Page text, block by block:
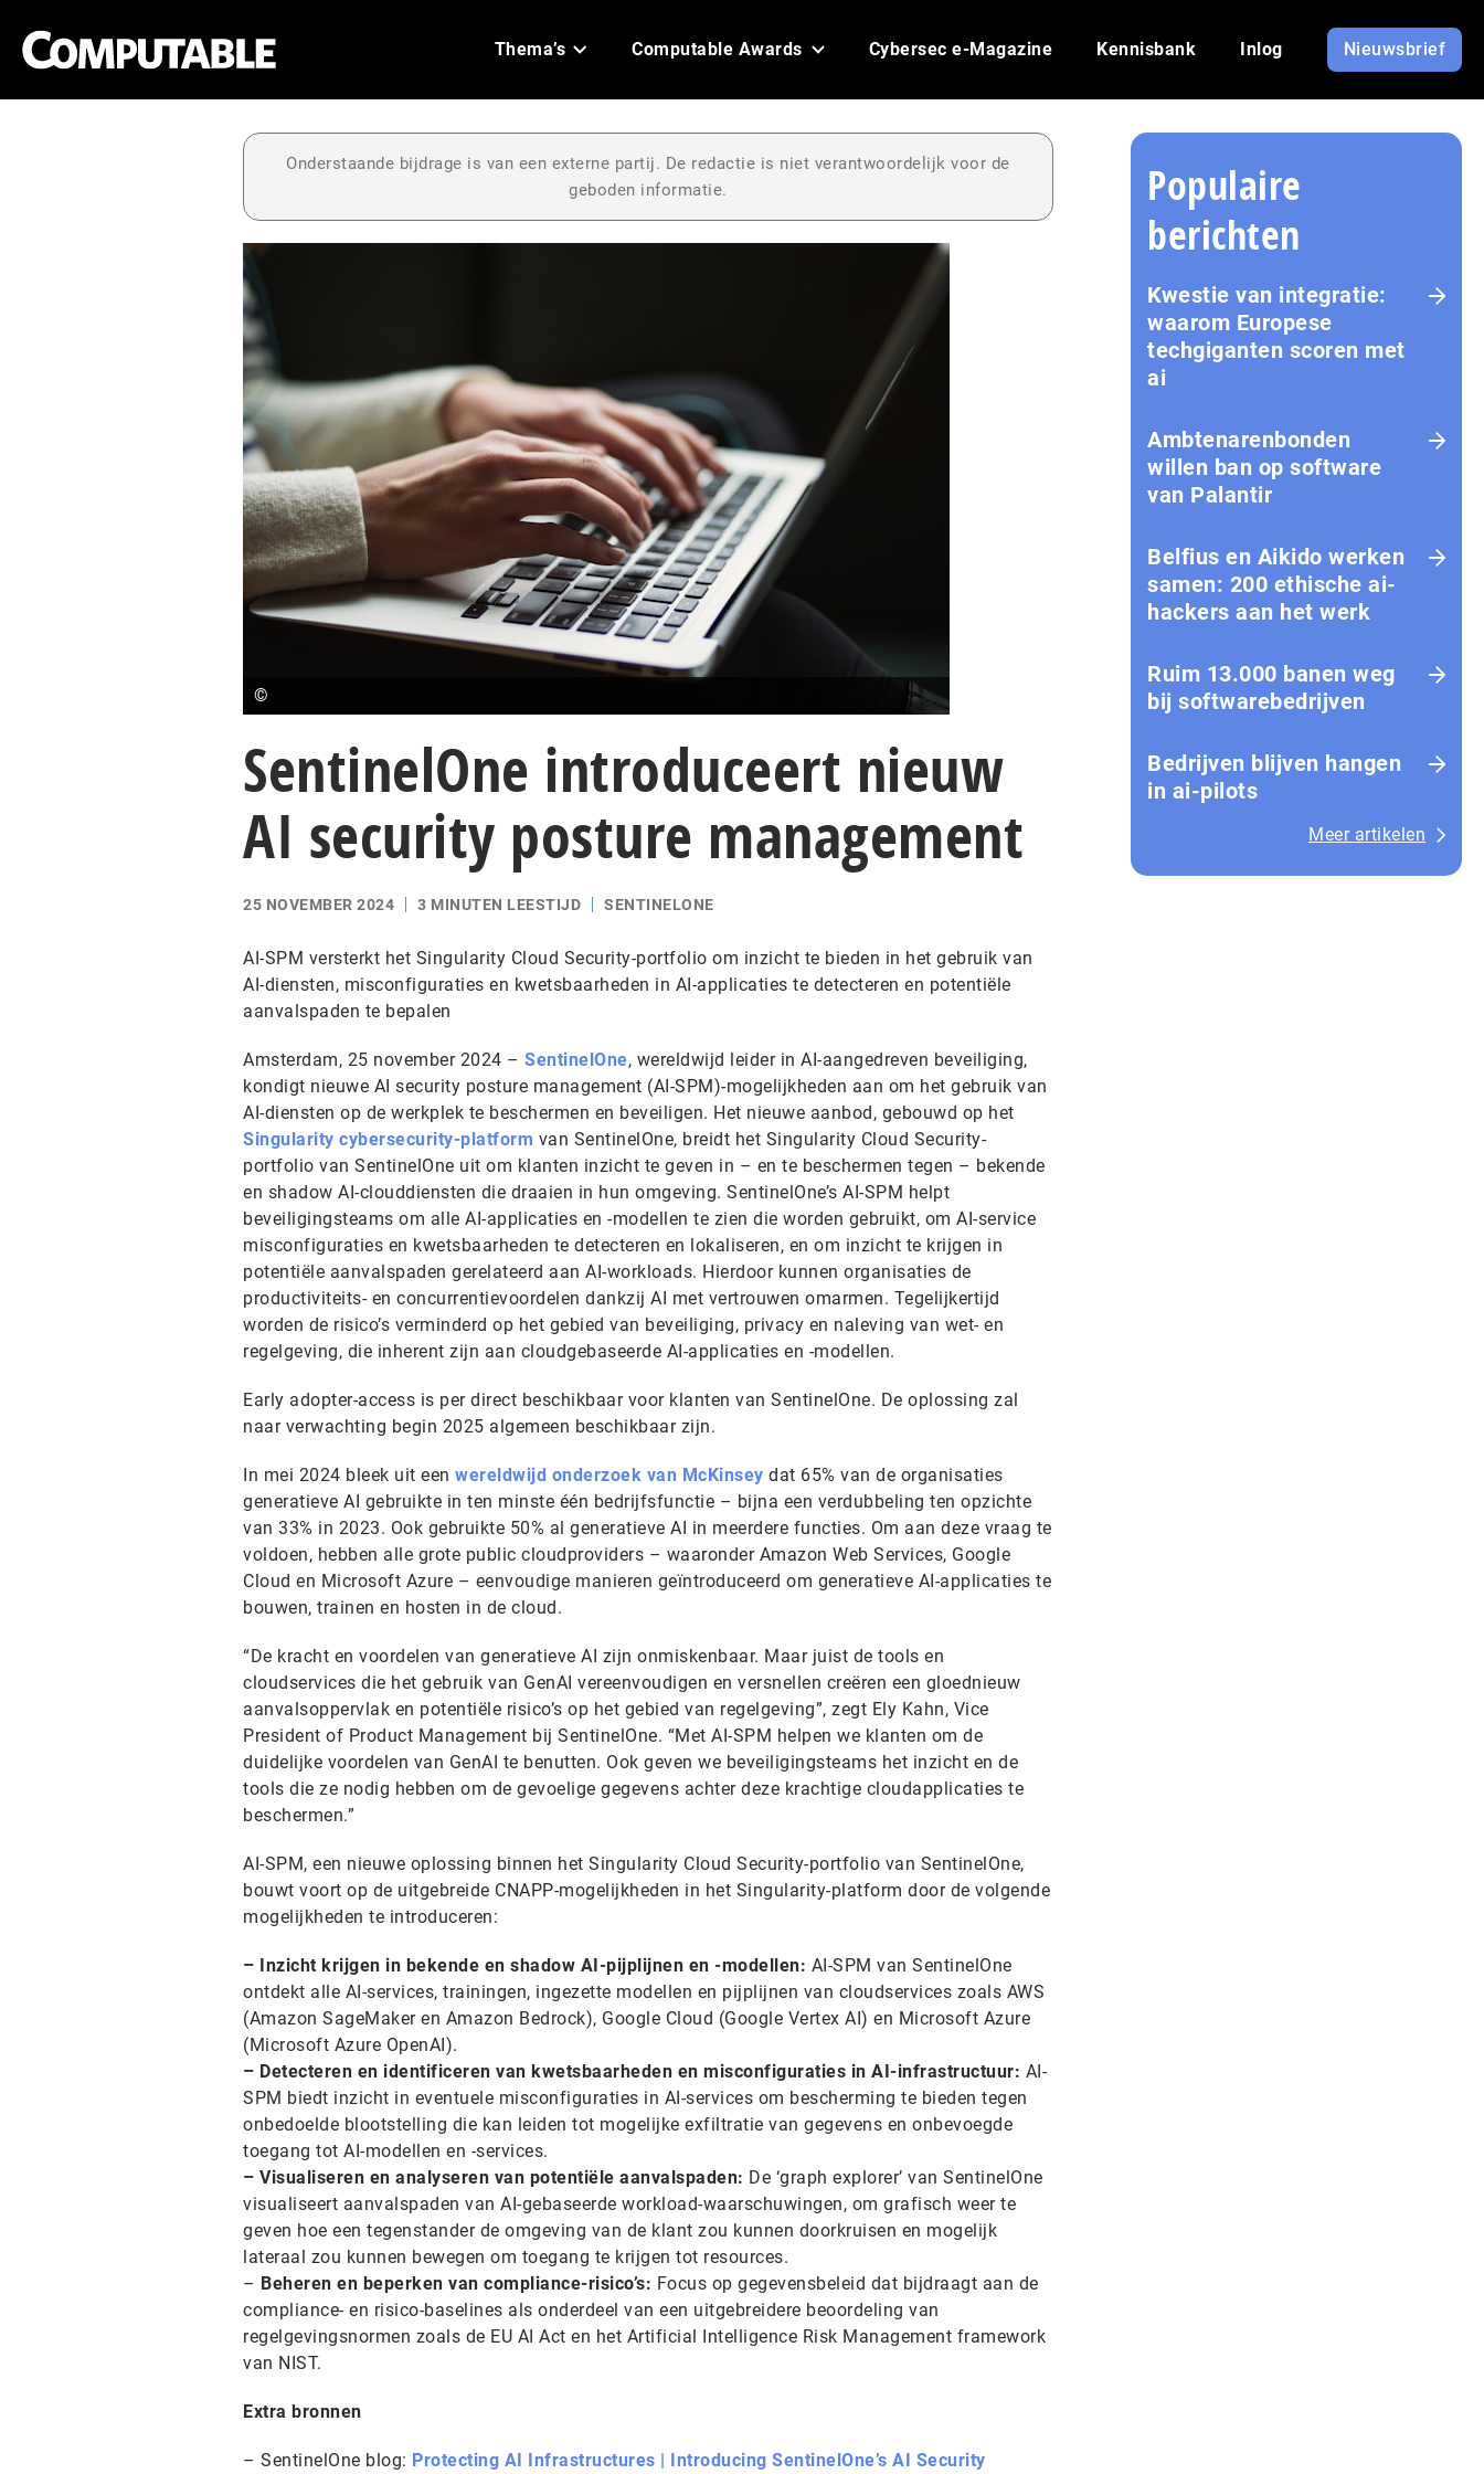
Thema’s Computable Awards Cybersec e-Magazine Kennisbank Inlog Nieuwsbrief
Onderstaande bijdrage is van een externe partij. De redactie is niet verantwoordelijk voor de
geboden informatie.
©
SentinelOne introduceert nieuw
AI security posture management
25 NOVEMBER 2024 3 MINUTEN LEESTIJD SENTINELONE
AI-SPM versterkt het Singularity Cloud Security-portfolio om inzicht te bieden in het gebruik van
AI-diensten, misconfiguraties en kwetsbaarheden in AI-applicaties te detecteren en potentiële
aanvalspaden te bepalen
Amsterdam, 25 november 2024 – SentinelOne, wereldwijd leider in AI-aangedreven beveiliging,
kondigt nieuwe AI security posture management (AI-SPM)-mogelijkheden aan om het gebruik van
AI-diensten op de werkplek te beschermen en beveiligen. Het nieuwe aanbod, gebouwd op het
Singularity cybersecurity-platform van SentinelOne, breidt het Singularity Cloud Security-
portfolio van SentinelOne uit om klanten inzicht te geven in – en te beschermen tegen – bekende
en shadow AI-clouddiensten die draaien in hun omgeving. SentinelOne’s AI-SPM helpt
beveiligingsteams om alle AI-applicaties en -modellen te zien die worden gebruikt, om AI-service
misconfiguraties en kwetsbaarheden te detecteren en lokaliseren, en om inzicht te krijgen in
potentiële aanvalspaden gerelateerd aan AI-workloads. Hierdoor kunnen organisaties de
productiviteits- en concurrentievoordelen dankzij AI met vertrouwen omarmen. Tegelijkertijd
worden de risico’s verminderd op het gebied van beveiliging, privacy en naleving van wet- en
regelgeving, die inherent zijn aan cloudgebaseerde AI-applicaties en -modellen.
Early adopter-access is per direct beschikbaar voor klanten van SentinelOne. De oplossing zal
naar verwachting begin 2025 algemeen beschikbaar zijn.
In mei 2024 bleek uit een wereldwijd onderzoek van McKinsey dat 65% van de organisaties
generatieve AI gebruikte in ten minste één bedrijfsfunctie – bijna een verdubbeling ten opzichte
van 33% in 2023. Ook gebruikte 50% al generatieve AI in meerdere functies. Om aan deze vraag te
voldoen, hebben alle grote public cloudproviders – waaronder Amazon Web Services, Google
Cloud en Microsoft Azure – eenvoudige manieren geïntroduceerd om generatieve AI-applicaties te
bouwen, trainen en hosten in de cloud.
“De kracht en voordelen van generatieve AI zijn onmiskenbaar. Maar juist de tools en
cloudservices die het gebruik van GenAI vereenvoudigen en versnellen creëren een gloednieuw
aanvalsoppervlak en potentiële risico’s op het gebied van regelgeving”, zegt Ely Kahn, Vice
President of Product Management bij SentinelOne. “Met AI-SPM helpen we klanten om de
duidelijke voordelen van GenAI te benutten. Ook geven we beveiligingsteams het inzicht en de
tools die ze nodig hebben om de gevoelige gegevens achter deze krachtige cloudapplicaties te
beschermen.”
AI-SPM, een nieuwe oplossing binnen het Singularity Cloud Security-portfolio van SentinelOne,
bouwt voort op de uitgebreide CNAPP-mogelijkheden in het Singularity-platform door de volgende
mogelijkheden te introduceren:
– Inzicht krijgen in bekende en shadow AI-pijplijnen en -modellen: AI-SPM van SentinelOne
ontdekt alle AI-services, trainingen, ingezette modellen en pijplijnen van cloudservices zoals AWS
(Amazon SageMaker en Amazon Bedrock), Google Cloud (Google Vertex AI) en Microsoft Azure
(Microsoft Azure OpenAI).
– Detecteren en identificeren van kwetsbaarheden en misconfiguraties in AI-infrastructuur: AI-
SPM biedt inzicht in eventuele misconfiguraties in AI-services om bescherming te bieden tegen
onbedoelde blootstelling die kan leiden tot mogelijke exfiltratie van gegevens en onbevoegde
toegang tot AI-modellen en -services.
– Visualiseren en analyseren van potentiële aanvalspaden: De ‘graph explorer’ van SentinelOne
visualiseert aanvalspaden van AI-gebaseerde workload-waarschuwingen, om grafisch weer te
geven hoe een tegenstander de omgeving van de klant zou kunnen doorkruisen en mogelijk
lateraal zou kunnen bewegen om toegang te krijgen tot resources.
– Beheren en beperken van compliance-risico’s: Focus op gegevensbeleid dat bijdraagt aan de
compliance- en risico-baselines als onderdeel van een uitgebreidere beoordeling van
regelgevingsnormen zoals de EU AI Act en het Artificial Intelligence Risk Management framework
van NIST.
Extra bronnen
– SentinelOne blog: Protecting AI Infrastructures | Introducing SentinelOne’s AI Security
Populaire
berichten
Kwestie van integratie:
waarom Europese
techgiganten scoren met
ai
Amb­te­na­ren­bon­den
willen ban op software
van Palantir
Belfius en Aikido werken
samen: 200 ethische ai-
hackers aan het werk
Ruim 13.000 banen weg
bij softwarebedrijven
Bedrijven blijven hangen
in ai-pilots
Meer artikelen